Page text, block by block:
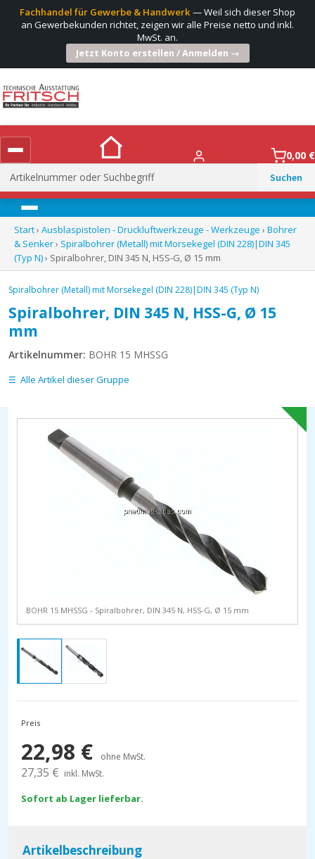
Fachhandel für Gewerbe & Handwerk— Weil sich dieser Shop
an Gewerbekunden richtet, zeigen wir alle Preise netto und inkl.
MwSt. an.
Jetzt Konto erstellen / Anmelden →
Suchen
nach:
0,00 €
Menü
Start› Ausblaspistolen - Druckluftwerkzeuge - Werkzeuge › Bohrer
& Senker› Spiralbohrer (Metall) mit Morsekegel (DIN 228)|DIN 345
(Typ N)› Spiralbohrer, DIN 345 N, HSS-G, Ø 15 mm
Spiralbohrer (Metall) mit Morsekegel (DIN 228)|DIN 345 (Typ N)
Spiralbohrer, DIN 345 N, HSS-G, Ø 15
mm
Artikelnummer: BOHR 15 MHSSG
Alle Artikel dieser Gruppe
BOHR 15 MHSSG - Spiralbohrer, DIN 345 N, HSS-G, Ø 15 mm
Preis
22,98 € ohne MwSt.
27,35 € inkl. MwSt.
Sofort ab Lager lieferbar.
Artikelbeschreibung